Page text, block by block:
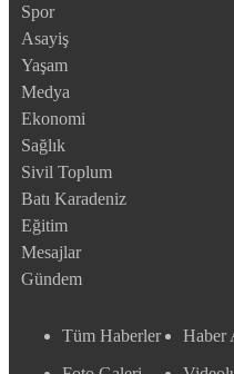
Spor
Asayiş
Yaşam
Medya
Ekonomi
Sağlık
Sivil Toplum
Batı Karadeniz
Eğitim
Mesajlar
Gündem
Tüm Haberler Haber